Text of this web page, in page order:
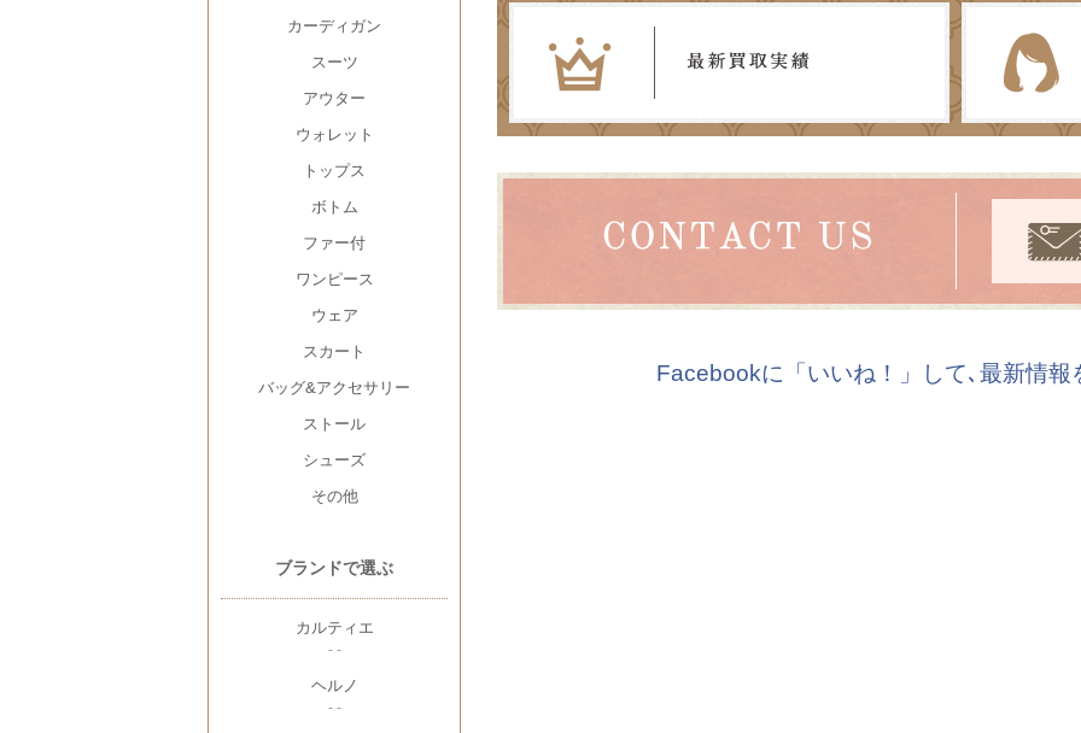
Facebookに「いいね！」して､最新情報
カーディガン
スーツ
アウター
ウォレット
トップス
ボトム
ファー付
ワンピース
ウェア
スカート
バッグ&アクセサリー
ストール
シューズ
その他
ブランドで選ぶ
カルティエ
- -
ヘルノ
- -